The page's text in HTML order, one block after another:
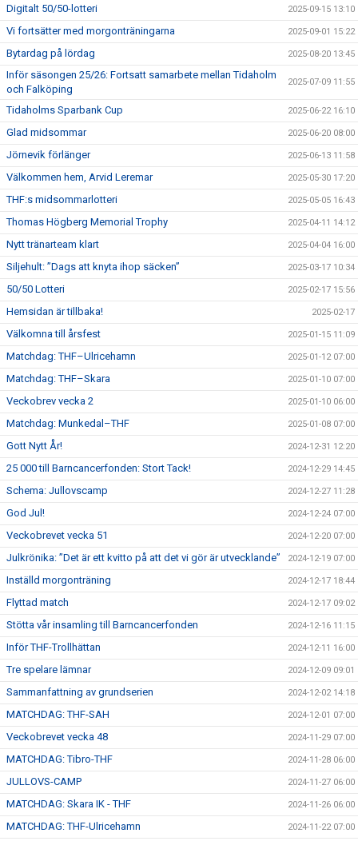
Digitalt 50/50-lotteri 2025-09-15 13:10
Vi fortsätter med morgonträningarna 2025-09-01 15:22
Bytardag på lördag 2025-08-20 13:45
Inför säsongen 25/26: Fortsatt samarbete mellan Tidaholm
och Falköping
2025-07-09 11:55
Tidaholms Sparbank Cup 2025-06-22 16:10
Glad midsommar 2025-06-20 08:00
Jörnevik förlänger 2025-06-13 11:58
Välkommen hem, Arvid Leremar 2025-05-30 17:20
THF:s midsommarlotteri 2025-05-05 16:43
Thomas Högberg Memorial Trophy 2025-04-11 14:12
Nytt tränarteam klart 2025-04-04 16:00
Siljehult: ”Dags att knyta ihop säcken” 2025-03-17 10:34
50/50 Lotteri 2025-02-17 15:56
Hemsidan är tillbaka! 2025-02-17
Välkomna till årsfest 2025-01-15 11:09
Matchdag: THF–Ulricehamn 2025-01-12 07:00
Matchdag: THF–Skara 2025-01-10 07:00
Veckobrev vecka 2 2025-01-10 06:00
Matchdag: Munkedal–THF 2025-01-08 07:00
Gott Nytt År! 2024-12-31 12:20
25 000 till Barncancerfonden: Stort Tack! 2024-12-29 14:45
Schema: Jullovscamp 2024-12-27 11:28
God Jul! 2024-12-24 07:00
Veckobrevet vecka 51 2024-12-20 07:00
Julkrönika: ”Det är ett kvitto på att det vi gör är utvecklande” 2024-12-19 07:00
Inställd morgonträning 2024-12-17 18:44
Flyttad match 2024-12-17 09:02
Stötta vår insamling till Barncancerfonden 2024-12-16 11:15
Inför THF-Trollhättan 2024-12-11 16:00
Tre spelare lämnar 2024-12-09 09:01
Sammanfattning av grundserien 2024-12-02 14:18
MATCHDAG: THF-SAH 2024-12-01 07:00
Veckobrevet vecka 48 2024-11-29 07:00
MATCHDAG: Tibro-THF 2024-11-28 06:00
JULLOVS-CAMP 2024-11-27 06:00
MATCHDAG: Skara IK - THF 2024-11-26 06:00
MATCHDAG: THF-Ulricehamn 2024-11-22 07:00